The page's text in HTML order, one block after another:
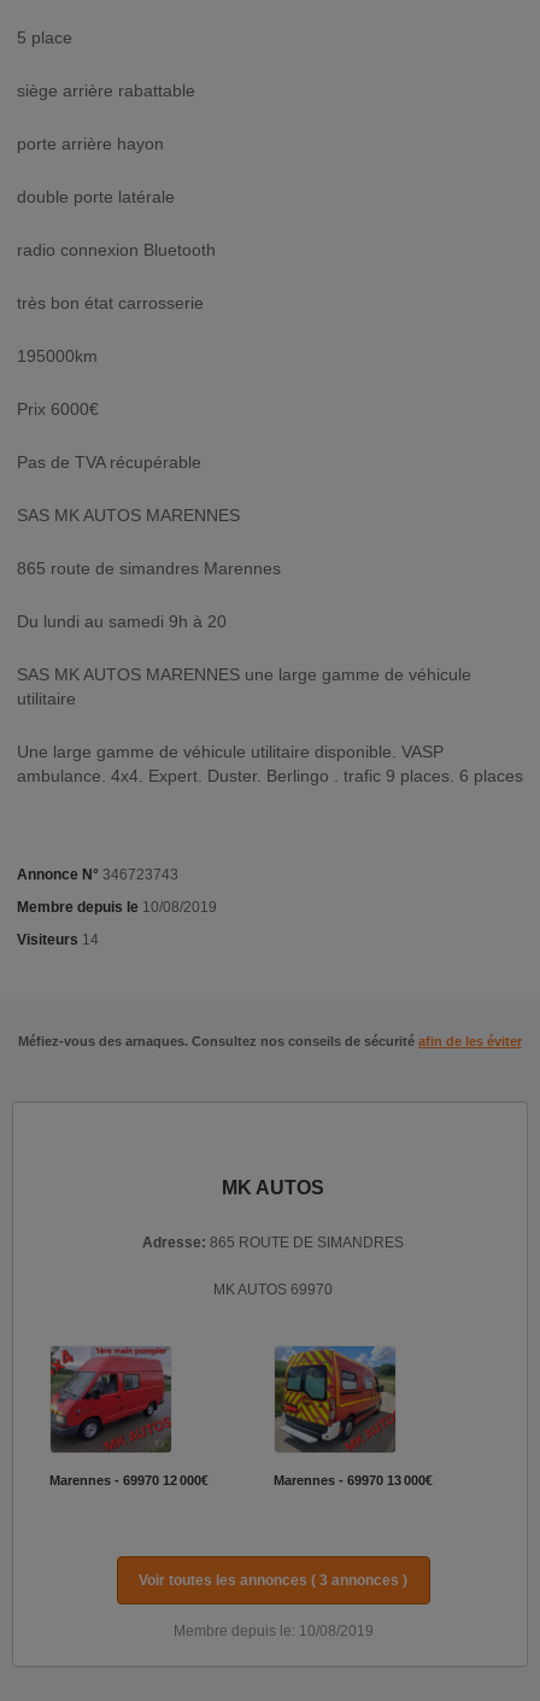
5 place
siège arrière rabattable
porte arrière hayon
double porte latérale
radio connexion Bluetooth
très bon état carrosserie
195000km
Prix 6000€
Pas de TVA récupérable
SAS MK AUTOS MARENNES
865 route de simandres Marennes
Du lundi au samedi 9h à 20
SAS MK AUTOS MARENNES une large gamme de véhicule
utilitaire
Une large gamme de véhicule utilitaire disponible. VASP
ambulance. 4x4. Expert. Duster. Berlingo . trafic 9 places. 6 places
Annonce N° 346723743
Membre depuis le 10/08/2019
Visiteurs 14
Méfiez-vous des arnaques. Consultez nos conseils de sécurité afin de les éviter
MK AUTOS
Adresse: 865 ROUTE DE SIMANDRES
MK AUTOS 69970
Marennes - 69970 12 000€ Marennes - 69970 13 000€
Voir toutes les annonces ( 3 annonces )
Membre depuis le: 10/08/2019